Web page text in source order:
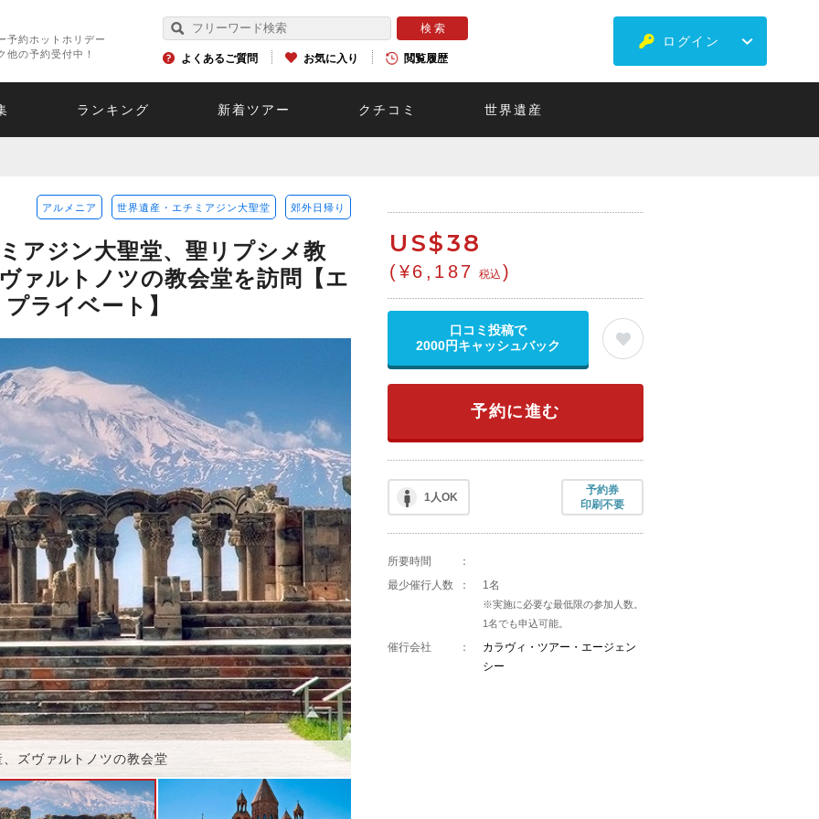
予約ホットホリデー
他の予約受付中！
よくあるご質問 お気に入り 閲覧履歴
ログイン
ランキング 新着ツアー クチコミ 世界遺産
アルメニア 世界遺産・エチミアジン大聖堂 郊外日帰り
アジン大聖堂、聖リプシメ教
ァルトノツの教会堂を訪問【エ
ライベート】
、ズヴァルトノツの教会堂
US$38
(¥6,187 税込 )
口コミ投稿で
2000円キャッシュバック
予約に進む
1人OK
予約券
印刷不要
所要時間
：
最少催行人数
： 1名
※実施に必要な最低限の参加人数。
1名でも申込可能。
催行会社 ：
カラヴィ・ツアー・エージェン
シー